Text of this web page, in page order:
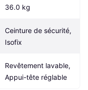
36.0 kg
Ceinture de sécurité,
Isofix
Revêtement lavable,
Appui-tête réglable